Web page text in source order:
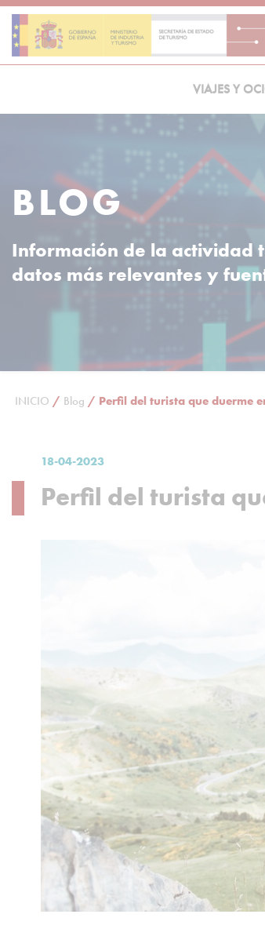
Skip
content
VIAJES Y
BLOG
Información de la actividad
datos más relevantes y
INICIO / Blog / Perfil del turista que duerme
18-04-2023
Perfil del turista